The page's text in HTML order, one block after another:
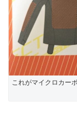
これがマイクロカー